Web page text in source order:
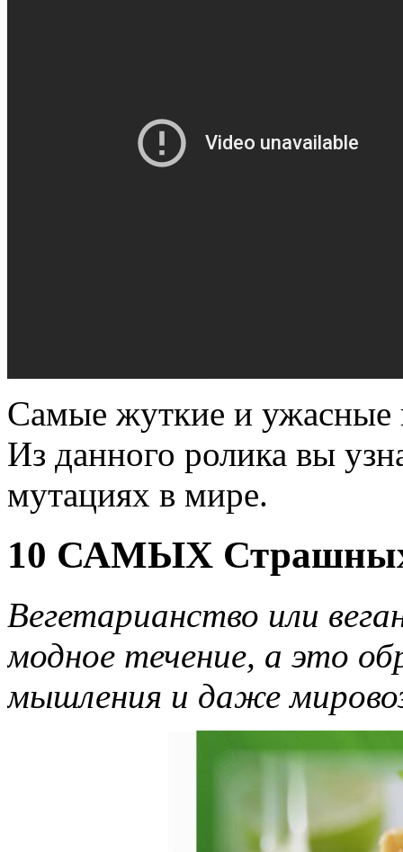
Самые жуткие и ужасные
Из данного ролика вы
мутациях в мире.
10 САМЫХ
Вегетарианство или
модное течение, а это
мышления и даже